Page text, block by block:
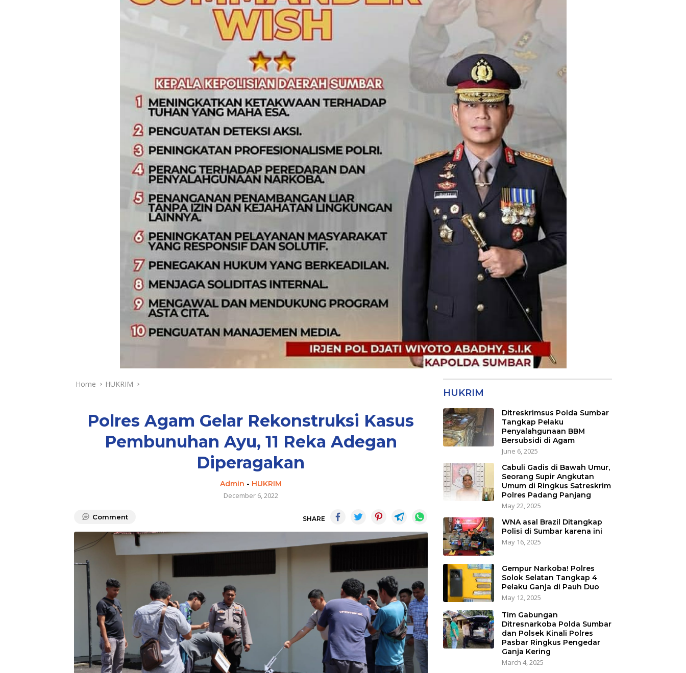
Home HUKRIM
Polres Agam Gelar Rekonstruksi Kasus
Pembunuhan Ayu, 11 Reka Adegan
Diperagakan
Admin - HUKRIM
December 6, 2022
Comment SHARE
HUKRIM
Ditreskrimsus Polda Sumbar
Tangkap Pelaku
Penyalahgunaan BBM
Bersubsidi di Agam
June 6, 2025
Cabuli Gadis di Bawah Umur,
Seorang Supir Angkutan
Umum di Ringkus Satreskrim
Polres Padang Panjang
May 22, 2025
WNA asal Brazil Ditangkap
Polisi di Sumbar karena ini
May 16, 2025
Gempur Narkoba! Polres
Solok Selatan Tangkap 4
Pelaku Ganja di Pauh Duo
May 12, 2025
Tim Gabungan
Ditresnarkoba Polda Sumbar
dan Polsek Kinali Polres
Pasbar Ringkus Pengedar
Ganja Kering
March 4, 2025